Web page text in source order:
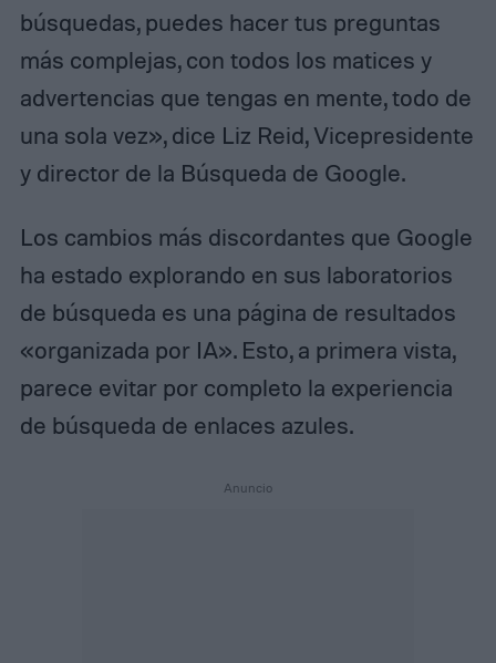
búsquedas, puedes hacer tus preguntas
más complejas, con todos los matices y
advertencias que tengas en mente, todo de
una sola vez», dice Liz Reid, Vicepresidente
y director de la Búsqueda de Google.
Los cambios más discordantes que Google
ha estado explorando en sus laboratorios
de búsqueda es una página de resultados
«organizada por IA». Esto, a primera vista,
parece evitar por completo la experiencia
de búsqueda de enlaces azules.